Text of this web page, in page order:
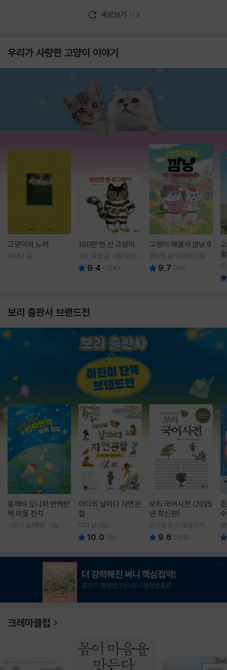
새로보기 1/3
우리가 사랑한 고양이 이야기
고양이의 노래
이미나 글
100만 번 산 고양이
사노 요코 글,그림/김난주
역 9.4 (124)
고양이 해결사 깜냥 9
홍민정 글/김재희 그림
9.7 (60)
보리 출판사 브랜드전
똥깨비 도니와 반짝반
짝 마을 잔치
이현아 글/핸짱 그림
이다의 날마다 자연관
찰
이다 글그림
10.0 (9)
보리 국어사전 (2025
년 최신판)
윤구병 감수/토박이 사전
편찬실 편
9.6 (158)
크레마클럽